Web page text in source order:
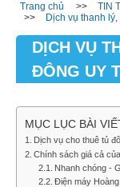
Trang chủ
TIN
Dịch vụ thanh
DỊCH VỤ
ĐÔNG UY
MỤC LỤC BÀI
Dịch vụ cho thuê tủ
Chính sách giá cả
Nhanh chóng -
Điện máy